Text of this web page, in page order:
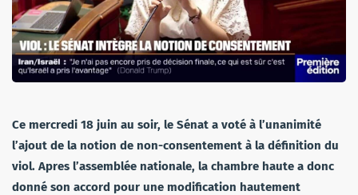
Ce mercredi 18 juin au soir, le Sénat a voté à l’unanimité
l’ajout de la notion de non-consentement à la définition du
viol. Apres l’assemblée nationale, la chambre haute a donc
donné son accord pour une modification hautement